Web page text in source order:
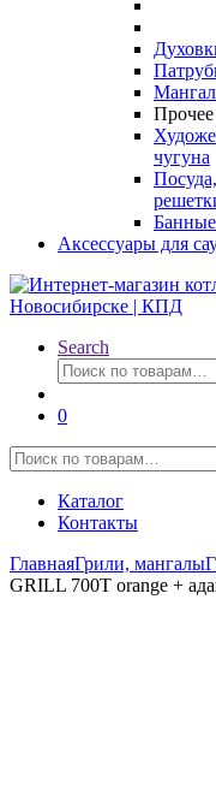
Прочее
чугуна
Посуда,
Аксессуары для
Search
Искать:
0
Искать:
Каталог
Контакты
ГлавнаяГрили, мангалы
GRILL 700T orange +